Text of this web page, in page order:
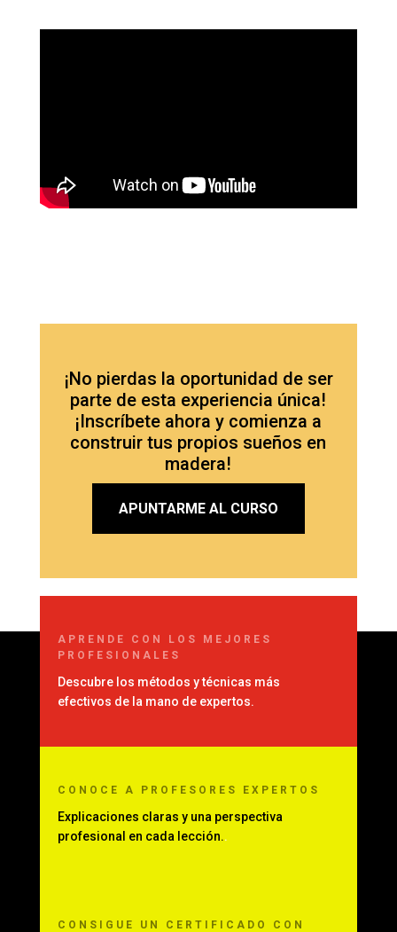
¡No pierdas la oportunidad de ser
parte de esta experiencia única!
¡Inscríbete ahora y comienza a
construir tus propios sueños en
madera!
APUNTARME AL CURSO
APRENDE CON LOS MEJORES
PROFESIONALES
Descubre los métodos y técnicas más
efectivos de la mano de expertos.
CONOCE A PROFESORES EXPERTOS
Explicaciones claras y una perspectiva
profesional en cada lección..
CONSIGUE UN CERTIFICADO CON